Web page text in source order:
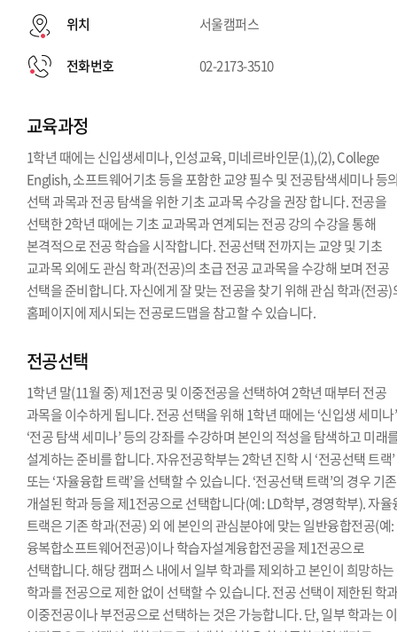
위치 서울캠퍼스
전화번호 02-2173-3510
교육과정
1학년 때에는 신입생세미나, 인성교육, 미네르바인문(1),(2), College
English, 소프트웨어기초 등을 포함한 교양 필수 및 전공탐색세미나 등
선택 과목과 전공 탐색을 위한 기초 교과목 수강을 권장 합니다. 전공을
선택한 2학년 때에는 기초 교과목과 연계되는 전공 강의 수강을 통해
본격적으로 전공 학습을 시작합니다. 전공선택 전까지는 교양 및 기초
교과목 외에도 관심 학과(전공)의 초급 전공 교과목을 수강해 보며 전공
선택을 준비합니다. 자신에게 잘 맞는 전공을 찾기 위해 관심 학과(전공)
홈페이지에 제시되는 전공로드맵을 참고할 수 있습니다.
전공선택
1학년 말(11월 중) 제1전공 및 이중전공을 선택하여 2학년 때부터 전공
과목을 이수하게 됩니다. 전공 선택을 위해 1학년 때에는 ‘신입생 세미나
‘전공 탐색 세미나’ 등의 강좌를 수강하며 본인의 적성을 탐색하고 미래
설계하는 준비를 합니다. 자유전공학부는 2학년 진학 시 ‘전공선택 트랙’
또는 ‘자율융합 트랙’을 선택할 수 있습니다. ‘전공선택 트랙’의 경우 기
개설된 학과 등을 제1전공으로 선택합니다(예: LD학부, 경영학부). 자율
트랙은 기존 학과(전공) 외 에 본인의 관심분야에 맞는 일반융합전공(예:
융복합소프트웨어전공)이나 학습자설계융합전공을 제1전공으로
선택합니다. 해당 캠퍼스 내에서 일부 학과를 제외하고 본인이 희망하는
학과를 전공으로 제한 없이 선택할 수 있습니다. 전공 선택이 제한된 학
이중전공이나 부전공으로 선택하는 것은 가능합니다. 단, 일부 학과는